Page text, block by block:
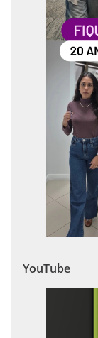
YouTube